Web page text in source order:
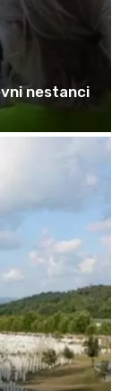
nestanci